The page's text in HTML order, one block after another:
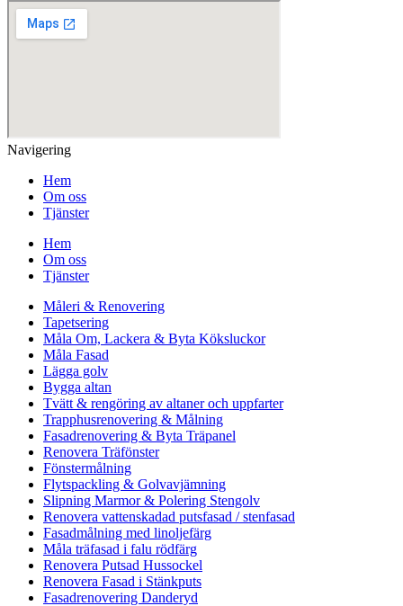
Navigering
Hem
Om oss
Tjänster
Hem
Om oss
Tjänster
Måleri & Renovering
Tapetsering
Måla Om, Lackera & Byta Köksluckor
Måla Fasad
Lägga golv
Bygga altan
Tvätt & rengöring av altaner och uppfarter
Trapphusrenovering & Målning
Fasadrenovering & Byta Träpanel
Renovera Träfönster
Fönstermålning
Flytspackling & Golvavjämning
Slipning Marmor & Polering Stengolv
Renovera vattenskadad putsfasad / stenfasad
Fasadmålning med linoljefärg
Måla träfasad i falu rödfärg
Renovera Putsad Hussockel
Renovera Fasad i Stänkputs
Fasadrenovering Danderyd